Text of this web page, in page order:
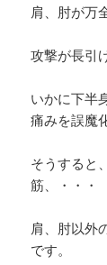
肩、肘が万
攻撃が長引
いかに下半
痛みを誤魔
そうすると
筋、・・・
肩、肘以外
です。